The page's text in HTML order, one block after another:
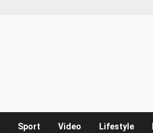
Sport Video Lifestyle